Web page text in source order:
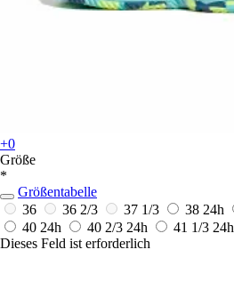
+0
Größe
*
Größentabelle
36
36 2/3 37 1/3 38 24h
40 24h 40 2/3 24h 41 1/3 24h
Dieses Feld ist erforderlich